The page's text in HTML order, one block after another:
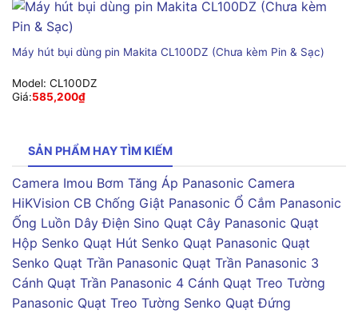
Máy hút bụi dùng pin Makita CL100DZ (Chưa kèm Pin & Sạc)
Model: CL100DZ
Giá:585,200₫
SẢN PHẨM HAY TÌM KIẾM
Camera Imou Bơm Tăng Áp Panasonic Camera
HiKVision CB Chống Giật Panasonic Ổ Cắm Panasonic
Ống Luồn Dây Điện Sino Quạt Cây Panasonic Quạt
Hộp Senko Quạt Hút Senko Quạt Panasonic Quạt
Senko Quạt Trần Panasonic Quạt Trần Panasonic 3
Cánh Quạt Trần Panasonic 4 Cánh Quạt Treo Tường
Panasonic Quạt Treo Tường Senko Quạt Đứng